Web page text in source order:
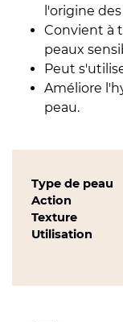
l'origine
Convient à
peaux
Peut
Améliore
peau.
Type de peau
Action
Texture
Utilisation